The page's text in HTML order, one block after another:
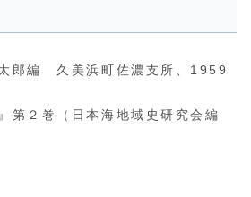
太郎編 久美浜町佐濃支所、1959
第２巻（日本海地域史研究会編